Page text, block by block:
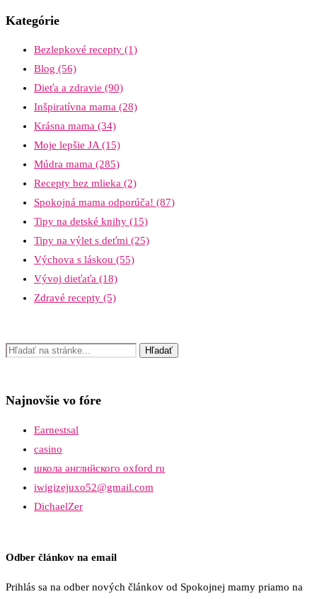
Kategórie
Bezlepkové recepty (1)
Blog (56)
Dieťa a zdravie (90)
Inšpiratívna mama (28)
Krásna mama (34)
Moje lepšie JA(15)
Múdra mama (285)
Recepty bez mlieka (2)
Spokojná mama odporúča! (87)
Tipy na detské knihy (15)
Tipy na výlet s deťmi (25)
Výchova s láskou (55)
Vývoj dieťaťa (18)
Zdravé recepty (5)
Najnovšie vo fóre
Earnestsal
casino
школа английского oxford ru
iwigizejuxo52@gmail.com
DichaelZer
Odber článkov na email
Prihlás sa na odber nových článkov od Spokojnej mamy priamo na